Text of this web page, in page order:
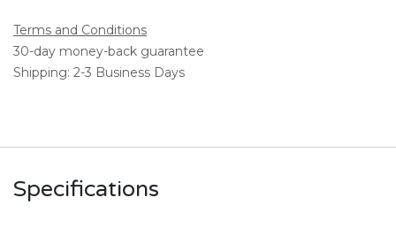
Terms and Conditions
30-day money-back guarantee
Shipping: 2-3 Business Days
Specifications